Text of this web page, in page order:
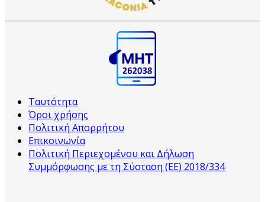
Ταυτότητα
Όροι χρήσης
Πολιτική Απορρήτου
Επικοινωνία
Πολιτική Περιεχομένου και Δήλωση
Συμμόρφωσης με τη Σύσταση (ΕΕ) 2018/334